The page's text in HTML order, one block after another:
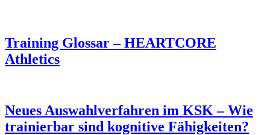
Training Glossar – HEARTCORE
Athletics
Neues Auswahlverfahren im KSK – Wie
trainierbar sind kognitive Fähigkeiten?